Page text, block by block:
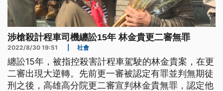
涉槍殺計程車司機纏訟15年 林金貴更二審無罪
2022/8/30 19:51 社會
纏訟15年，被指控殺害計程車駕駛的林金貴案，在更
二審出現大逆轉。先前更一審被認定有罪並判無期徒
刑之後，高雄高分院更二審宣判林金貴無罪，認定他